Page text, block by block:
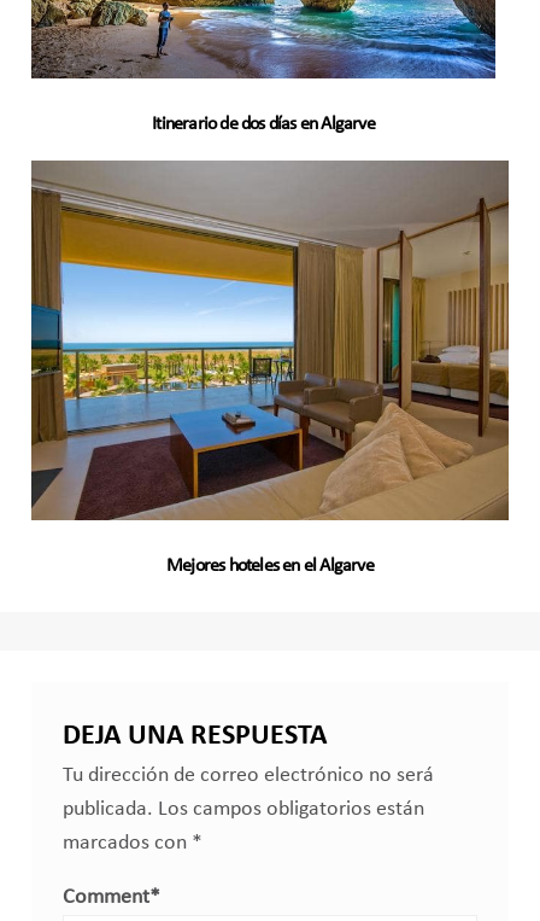
Itinerario de dos días en Algarve
Mejores hoteles en el Algarve
DEJA UNA RESPUESTA
Tu dirección de correo electrónico no será
publicada. Los campos obligatorios están
marcados con *
Comment*